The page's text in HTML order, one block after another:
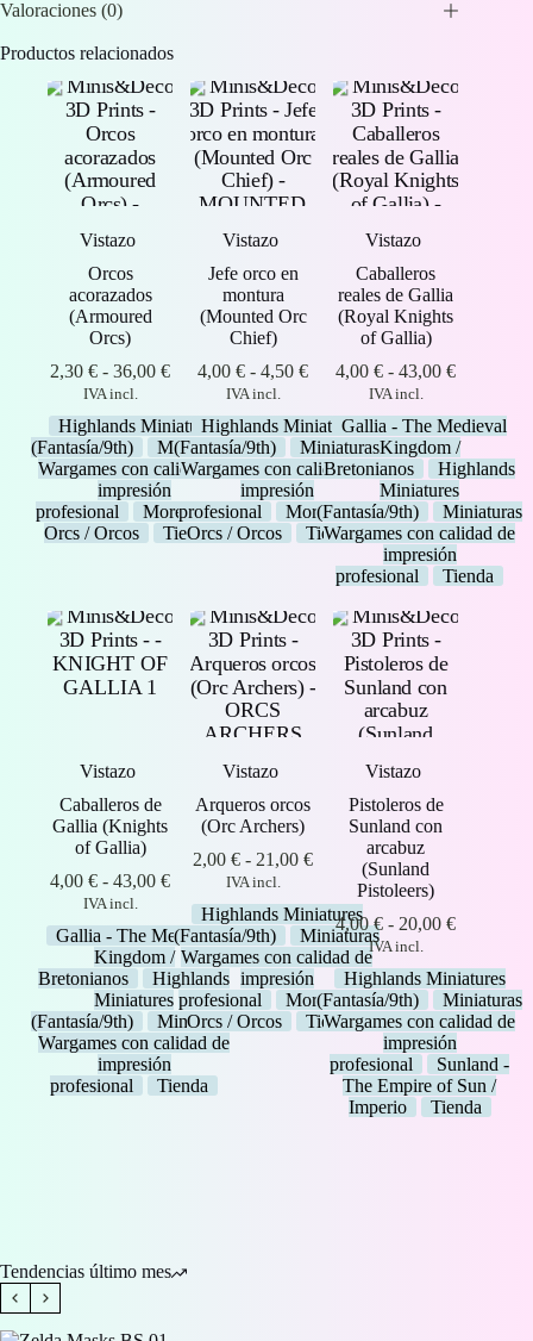
Valoraciones (0)
Productos relacionados
Vistazo
Orcos
acorazados
(Armoured
Orcs)
2,30€ - 36,00€Rango
precios:
desde
2,30 €
hasta
36,00 €
IVA incl.
Highlands Miniatures
(Fantasía/9th)
Miniaturas
Wargames con calidad de
impresión
profesional
Moredhun's
Orcs / Orcos
Tienda
Vistazo
Jefe orco en
montura
(Mounted Orc
Chief)
4,00€ - 4,50€Rango
precios:
desde
4,00 €
hasta
4,50 €
IVA incl.
Highlands Miniatures
(Fantasía/9th)
Miniaturas
Wargames con calidad de
impresión
profesional
Moredhun's
Orcs / Orcos
Tienda
Vistazo
Caballeros
reales de Gallia
(Royal Knights
of Gallia)
4,00€ - 43,00€Rango
precios:
desde
4,00 €
hasta
43,00 €
IVA incl.
Gallia - The Medieval
Kingdom /
Bretonianos
Highlands
Miniatures
(Fantasía/9th)
Miniaturas
Wargames con calidad de
impresión
profesional
Tienda
Vistazo
Caballeros de
Gallia (Knights
of Gallia)
4,00€ - 43,00€Rango
precios:
desde
4,00 €
hasta
43,00 €
IVA incl.
Gallia - The Medieval
Kingdom /
Bretonianos
Highlands
Miniatures
(Fantasía/9th)
Miniaturas
Wargames con calidad de
impresión
profesional
Tienda
Vistazo
Arqueros orcos
(Orc Archers)
2,00€ - 21,00€Rango
precios:
desde
2,00 €
hasta
21,00 €
IVA incl.
Highlands Miniatures
(Fantasía/9th)
Miniaturas
Wargames con calidad de
impresión
profesional
Moredhun's
Orcs / Orcos
Tienda
Vistazo
Pistoleros de
Sunland con
arcabuz
(Sunland
Pistoleers)
4,00€ - 20,00€Rango
precios:
desde
4,00 €
hasta
20,00 €
IVA incl.
Highlands Miniatures
(Fantasía/9th)
Miniaturas
Wargames con calidad de
impresión
profesional
Sunland -
The Empire of Sun /
Imperio
Tienda
Tendencias último mes